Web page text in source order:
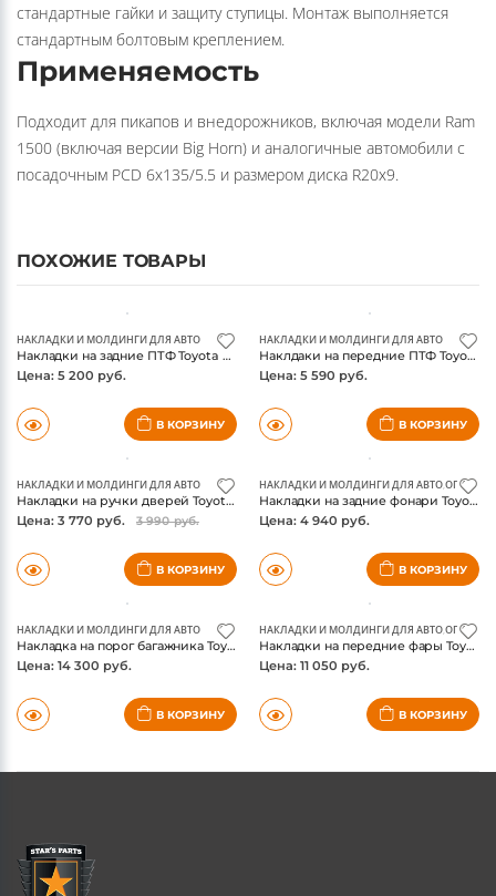
стандартные гайки и защиту ступицы. Монтаж выполняется
стандартным болтовым креплением.
Применяемость
Подходит для пикапов и внедорожников, включая модели Ram
1500 (включая версии Big Horn) и аналогичные автомобили с
посадочным PCD 6x135/5.5 и размером диска R20x9.
ПОХОЖИЕ ТОВАРЫ
НАКЛАДКИ И МОЛДИНГИ ДЛЯ АВТО
Накладки на задние ПТФ Toyota Fortuner 2017-, хром
Цена: 5 200 руб.
В КОРЗИНУ
НАКЛАДКИ И МОЛДИНГИ ДЛЯ АВТО
Наклдаки на передние ПТФ Toyota Fortuner 2017-, хром
Цена: 5 590 руб.
В КОРЗИНУ
НАКЛАДКИ И МОЛДИНГИ ДЛЯ АВТО
Накладки на ручки дверей Toyota Fortuner 2017-, хром
Цена: 3 770 руб.
3 990 руб.
В КОРЗИНУ
НАКЛАДКИ И МОЛДИНГИ ДЛЯ АВТООПТИКА
Накладки на задние фонари Toyota Fortuner 2017-, хром, китай
Цена: 4 940 руб.
В КОРЗИНУ
НАКЛАДКИ И МОЛДИНГИ ДЛЯ АВТО
Накладка на порог багажника Toyota Fortuner 2017-, нержавейка
Цена: 14 300 руб.
В КОРЗИНУ
НАКЛАДКИ И МОЛДИНГИ ДЛЯ АВТООПТИКА
Накладки на передние фары Toyota Fortuner 2017-, хром
Цена: 11 050 руб.
В КОРЗИНУ